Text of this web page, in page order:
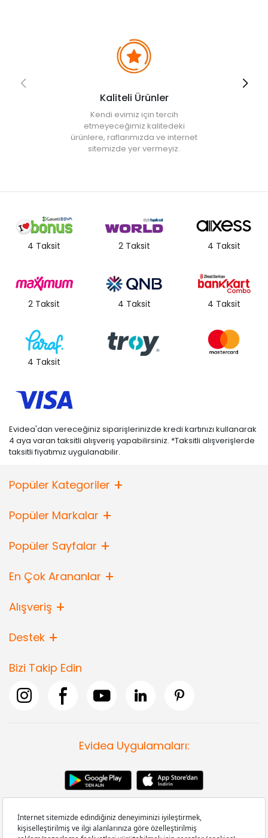
Kaliteli Ürünler
Kendi evimiz için tercih
etmeyeceğimiz kalitedeki
ürünlere, raflarımızda ve internet
sitemizde yer vermeyiz.
4 Taksit 2 Taksit 4 Taksit
2 Taksit 4 Taksit 4 Taksit
4 Taksit
Evidea'dan vereceğiniz siparişlerinizde kredi kartınızı kullanarak
4 aya varan taksitli alışveriş yapabilirsiniz. *Taksitli alışverişlerde
taksitli fiyatımız uygulanabilir.
Popüler Kategoriler
Popüler Markalar
Popüler Sayfalar
En Çok Arananlar
Alışveriş
Destek
Bizi Takip Edin
Evidea Uygulamaları: